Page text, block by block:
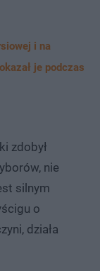
i na
je podczas
zdobył
nie
silnym
o
działa